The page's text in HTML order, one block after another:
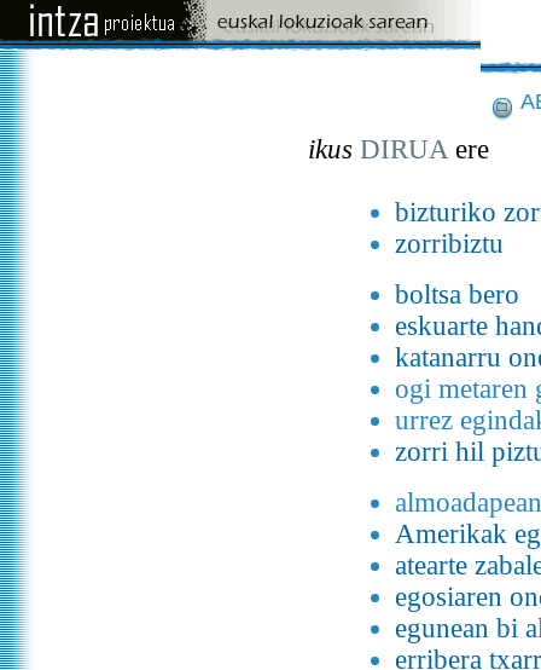
ikus DIRUAere
bizturiko
zorribiztu
boltsa bero
eskuarte
katanarru
ogi metaren
urrez
zorri hil
Amerikak
atearte
egosiaren
egunean bi
erribera